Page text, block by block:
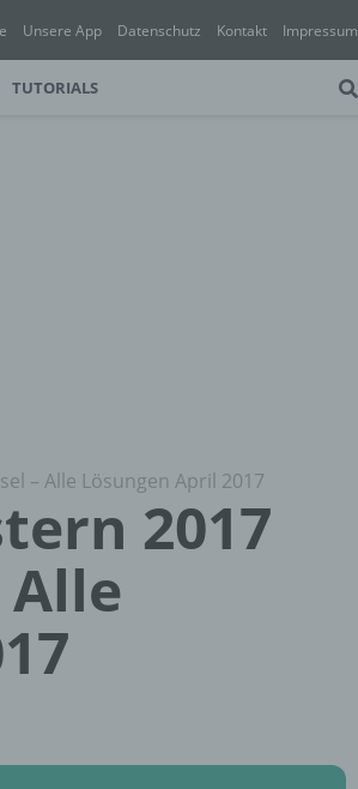
Unsere App Datenschutz Kontakt Impressum
TUTORIALS
– Alle Lösungen April 2017
2017
Alle